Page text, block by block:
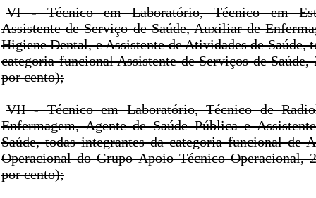
VI - Técnico em Laboratório, Técnico em
Assistente de Serviço de Saúde, Auxiliar de
Higiene Dental, e Assistente de Atividades de Saúde,
categoria funcional Assistente de Serviços de
por cento);
VII - Técnico em Laboratório, Técnico de
Enfermagem, Agente de Saúde Pública e
Saúde, todas integrantes da categoria funcional de
Operacional do Grupo Apoio Técnico Operacional,
por cento);